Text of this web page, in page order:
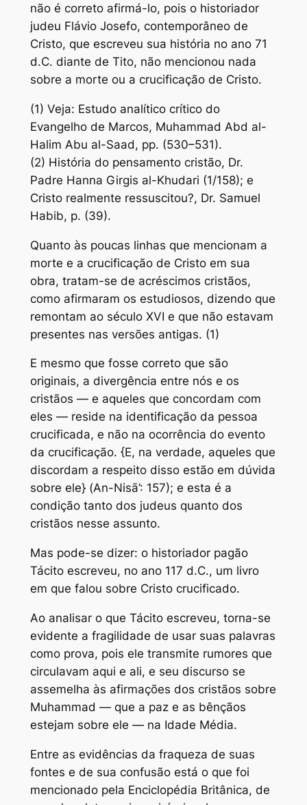
não é correto afirmá-lo, pois o historiador
judeu Flávio Josefo, contemporâneo de
Cristo, que escreveu sua história no ano 71
d.C. diante de Tito, não mencionou nada
sobre a morte ou a crucificação de Cristo.
(1) Veja: Estudo analítico crítico do
Evangelho de Marcos, Muhammad Abd al-
Halim Abu al-Saad, pp. (530–531).
(2) História do pensamento cristão, Dr.
Padre Hanna Girgis al-Khudari (1/158); e
Cristo realmente ressuscitou?, Dr. Samuel
Habib, p. (39).
Quanto às poucas linhas que mencionam a
morte e a crucificação de Cristo em sua
obra, tratam-se de acréscimos cristãos,
como afirmaram os estudiosos, dizendo que
remontam ao século XVI e que não estavam
presentes nas versões antigas. (1)
E mesmo que fosse correto que são
originais, a divergência entre nós e os
cristãos — e aqueles que concordam com
eles — reside na identificação da pessoa
crucificada, e não na ocorrência do evento
da crucificação. {E, na verdade, aqueles que
discordam a respeito disso estão em dúvida
sobre ele} (An-Nisā’: 157); e esta é a
condição tanto dos judeus quanto dos
cristãos nesse assunto.
Mas pode-se dizer: o historiador pagão
Tácito escreveu, no ano 117 d.C., um livro
em que falou sobre Cristo crucificado.
Ao analisar o que Tácito escreveu, torna-se
evidente a fragilidade de usar suas palavras
como prova, pois ele transmite rumores que
circulavam aqui e ali, e seu discurso se
assemelha às afirmações dos cristãos sobre
Muhammad — que a paz e as bênçãos
estejam sobre ele — na Idade Média.
Entre as evidências da fraqueza de suas
fontes e de sua confusão está o que foi
mencionado pela Enciclopédia Britânica, de